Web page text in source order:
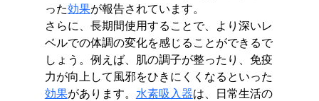
った効果が報告されています。
さらに、長期間使用することで、より深いレ
ベルでの体調の変化を感じることができるで
しょう。例えば、肌の調子が整ったり、免疫
力が向上して風邪をひきにくくなるといった
効果があります。 水素吸入器は、日常生活の